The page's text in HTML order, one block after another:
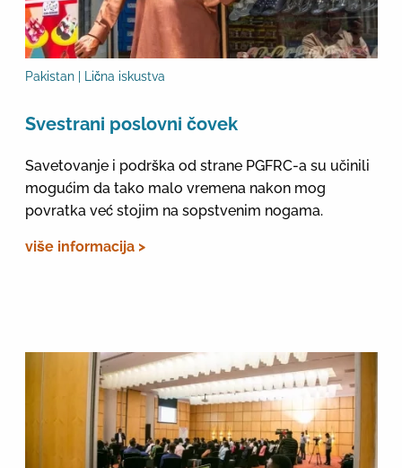
Pakistan | Lična iskustva
Svestrani poslovni čovek
Savetovanje i podrška od strane PGFRC-a su učinili
mogućim da tako malo vremena nakon mog
povratka već stojim na sopstvenim nogama.
više informacija >